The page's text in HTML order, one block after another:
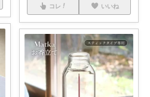
コレ いいね